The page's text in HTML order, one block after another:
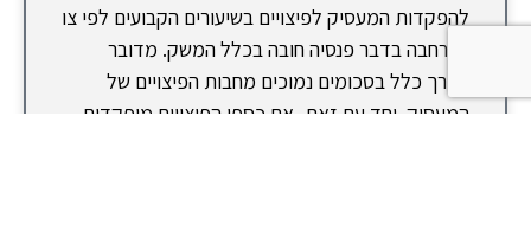
להפקדות המעסיק לפיצויים בשיעורים הקבועים לפי צו
ההרחבה בדבר פנסיה חובה בכלל המשק. מדובר
בדרך כלל בסכומים נמוכים מחבות הפיצויים של
המעסיק. יחד עם זאת, אם כספי הפיצויים מופקדים